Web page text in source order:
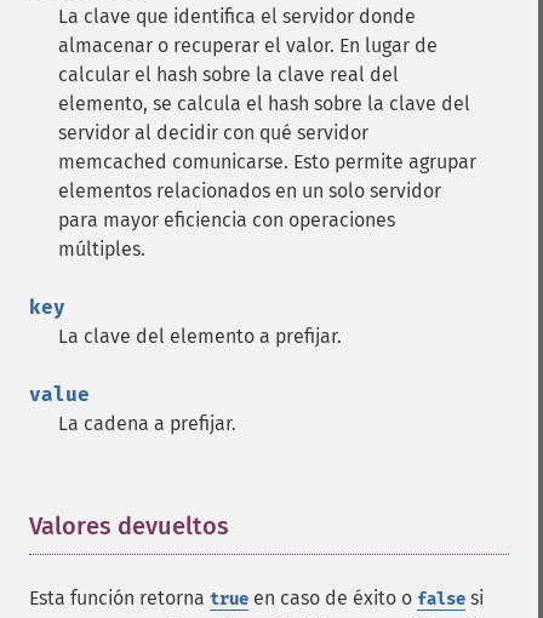
La clave que identifica el servidor donde
almacenar o recuperar el valor. En lugar de
calcular el hash sobre la clave real del
elemento, se calcula el hash sobre la clave del
servidor al decidir con qué servidor
memcached comunicarse. Esto permite agrupar
elementos relacionados en un solo servidor
para mayor eficiencia con operaciones
múltiples.
key
La clave del elemento a prefijar.
value
La cadena a prefijar.
Valores devueltos
Esta función retorna true en caso de éxito o false si